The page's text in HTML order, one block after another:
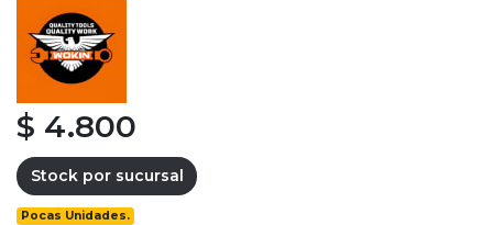
$ 4.800
Stock por sucursal
Pocas Unidades.